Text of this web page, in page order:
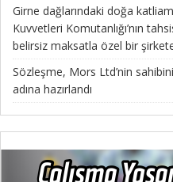
Girne dağlarındaki doğa
Kuvvetleri Komutanlığı’nın
belirsiz maksatla özel bir
Sözleşme, Mors Ltd’nin
adına hazırlandı